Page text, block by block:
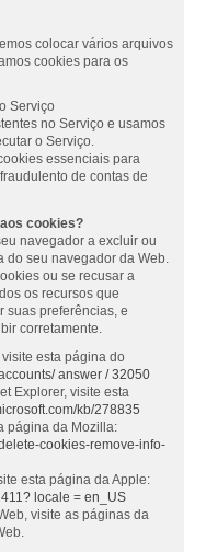
colocar vários arquivos
cookies para os
Serviço
no Serviço e usamos
o Serviço.
essenciais para
de contas de
cookies?
navegador a excluir ou
do seu navegador da Web.
ou se recusar a
os recursos que
suas preferências, e
corretamente.
esta página do
answer / 32050
Explorer, visite esta
kb/278835
página da Mozilla:
cookies-remove-info-
esta página da Apple:
locale = en_US
visite as páginas da